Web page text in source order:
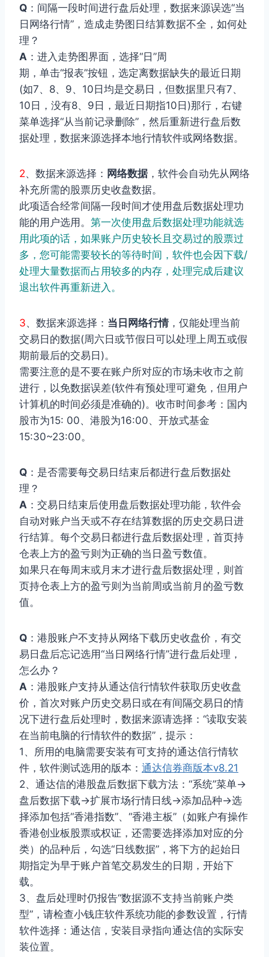
Q ：间隔一段时间进行盘后处理，数据来源误选“当
日网络行情”，造成走势图日结算数据不全，如何处
理？
A ：进入走势图界面，选择“日”周
期，单击“报表”按钮，选定离数据缺失的最近日期
(如7、8、9、10日均是交易日，但数据里只有7、
10日，没有8、9日，最近日期指10日)那行，右键
菜单选择“从当前记录删除”，然后重新进行盘后数
据处理，数据来源选择本地行情软件或网络数据。
2、数据来源选择： 网络数据，软件会自动先从网络
补充所需的股票历史收盘数据。
此项适合经常间隔一段时间才使用盘后数据处理功
能的用户选用。 第一次使用盘后数据处理功能就选
用此项的话，如果账户历史较长且交易过的股票过
多，您可能需要较长的等待时间，软件也会因下载/
处理大量数据而占用较多的内存，处理完成后建议
退出软件再重新进入。
3、数据来源选择： 当日网络行情 ，仅能处理当前
交易日的数据(周六日或节假日可以处理上周五或假
期前最后的交易日)。
需要注意的是不要在账户所对应的市场未收市之前
进行，以免数据误差(软件有预处理可避免，但用户
计算机的时间必须是准确的)。收市时间参考：国内
股市为15: 00、港股为16:00、开放式基金
15:30~23:00。
Q ：是否需要每交易日结束后都进行盘后数据处
理？
A ：交易日结束后使用盘后数据处理功能，软件会
自动对账户当天或不存在结算数据的历史交易日进
行结算。每个交易日都进行盘后数据处理，首页持
仓表上方的盈亏则为正确的当日盈亏数值。
如果只在每周末或月末才进行盘后数据处理，则首
页持仓表上方的盈亏则为当前周或当前月的盈亏数
值。
Q ：港股账户不支持从网络下载历史收盘价，有交
易日盘后忘记选用“当日网络行情”进行盘后处理，
怎么办？
A ：港股账户支持从通达信行情软件获取历史收盘
价，首次对账户历史交易日或在有间隔交易日的情
况下进行盘后处理时，数据来源请选择：“读取安装
在当前电脑的行情软件的数据”，提示：
1、所用的电脑需要安装有可支持的通达信行情软
件，软件测试选用的版本： 通达信券商版本v8.21
2、通达信的港股盘后数据下载方法：“系统”菜单->
盘后数据下载->扩展市场行情日线->添加品种->选
择添加包括“香港指数”、“香港主板”（如账户有操作
香港创业板股票或权证，还需要选择添加对应的分
类）的品种后，勾选“日线数据”，将下方的起始日
期指定为早于账户首笔交易发生的日期，开始下
载。
3、盘后处理时仍报告“数据源不支持当前账户类
型”，请检查小钱庄软件系统功能的参数设置，行情
软件选择：通达信，安装目录指向通达信的实际安
装位置。